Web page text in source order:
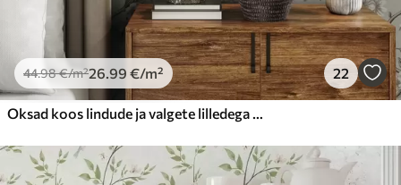
44.98€/m²26.99 €/m² 22
Oksad koos lindude ja valgete lilledega õrnal taustal